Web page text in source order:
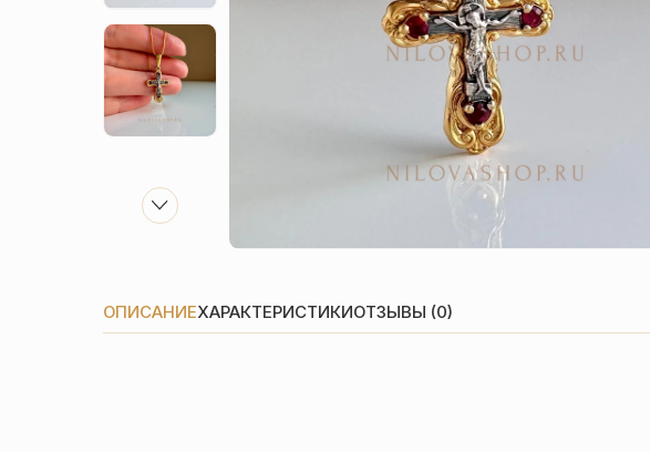
ОПИСАНИЕХАРАКТЕРИСТИКИОТЗЫВЫ (0)